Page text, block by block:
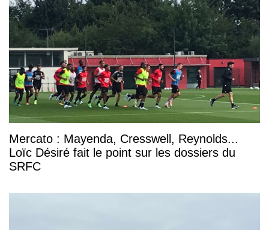
Mercato : Mayenda, Cresswell, Reynolds...
Loïc Désiré fait le point sur les dossiers du
SRFC